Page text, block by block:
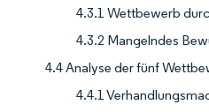
4.3.1 Wettbewerb
4.3.2 Mangelndes
4.4 Analyse der fünf
4.4.1